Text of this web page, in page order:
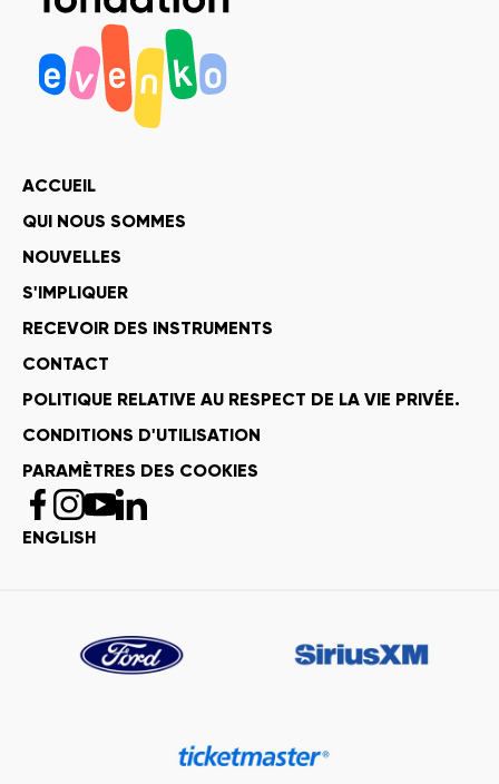
ACCUEIL
QUI NOUS SOMMES
NOUVELLES
S'IMPLIQUER
RECEVOIR DES INSTRUMENTS
CONTACT
POLITIQUE RELATIVE AU RESPECT DE LA VIE PRIVÉE.
CONDITIONS D'UTILISATION
PARAMÈTRES DES COOKIES
ENGLISH